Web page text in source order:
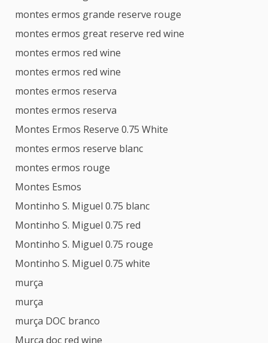
montes ermos grande reserve rouge
montes ermos great reserve red wine
montes ermos red wine
montes ermos red wine
montes ermos reserva
montes ermos reserva
Montes Ermos Reserve 0.75 White
montes ermos reserve blanc
montes ermos rouge
Montes Esmos
Montinho S. Miguel 0.75 blanc
Montinho S. Miguel 0.75 red
Montinho S. Miguel 0.75 rouge
Montinho S. Miguel 0.75 white
murça
murça
murça DOC branco
Murça doc red wine